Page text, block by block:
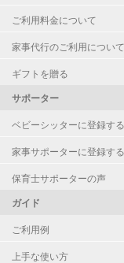
ご利用料金について
家事代行のご利用について
ギフトを贈る
サポーター
ベビーシッターに登録する
家事サポーターに登録する
保育士サポーターの声
ガイド
ご利用例
上手な使い方